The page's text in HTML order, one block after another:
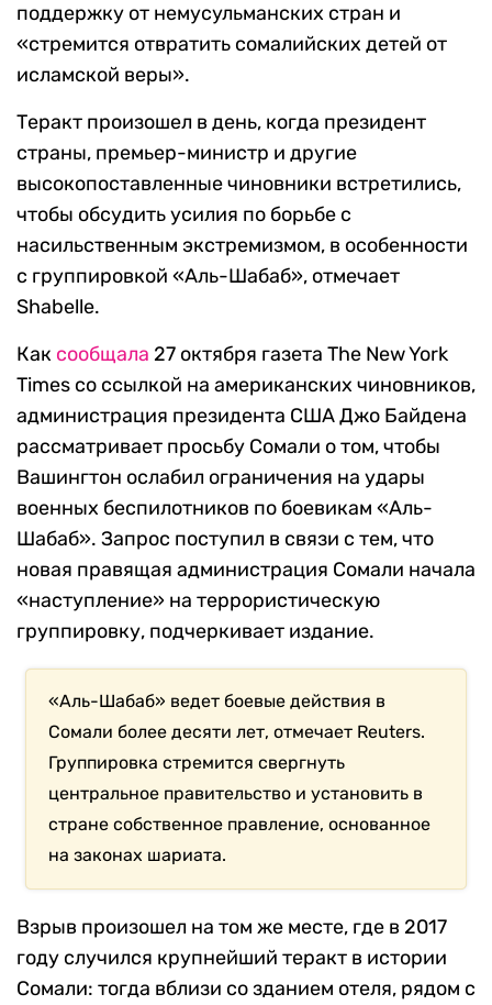
поддержку от немусульманских стран и
«стремится отвратить сомалийских детей от
исламской веры».
Теракт произошел в день, когда президент
страны, премьер-министр и другие
высокопоставленные чиновники встретились,
чтобы обсудить усилия по борьбе с
насильственным экстремизмом, в особенности
с группировкой «Аль-Шабаб», отмечает
Shabelle.
Как сообщала 27 октября газета The New York
Times со ссылкой на американских чиновников,
администрация президента США Джо Байдена
рассматривает просьбу Сомали о том, чтобы
Вашингтон ослабил ограничения на удары
военных беспилотников по боевикам «Аль-
Шабаб». Запрос поступил в связи с тем, что
новая правящая администрация Сомали начала
«наступление» на террористическую
группировку, подчеркивает издание.
«Аль-Шабаб» ведет боевые действия в
Сомали более десяти лет, отмечает Reuters.
Группировка стремится свергнуть
центральное правительство и установить в
стране собственное правление, основанное
на законах шариата.
Взрыв произошел на том же месте, где в 2017
году случился крупнейший теракт в истории
Сомали: тогда вблизи со зданием отеля, рядом с